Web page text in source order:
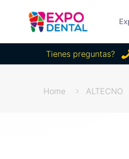
Tienes preguntas?
Home ALTECNO